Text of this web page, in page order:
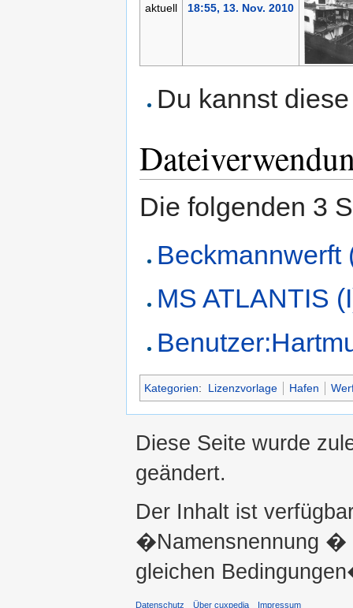
aktuell
18:55, 13. Nov. 2010
Du kannst
Die folgenden 3
Beckmannwerft
MS ATLANTIS
Kategorien: Lizenzvorlage Hafen
Diese Seite wurde
geändert.
Der Inhalt ist
�Namensnennung �
gleichen
Datenschutz Über cuxpedia Impressum